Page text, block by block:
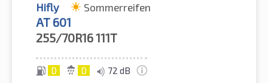
Hifly Sommerreifen
AT 601
255/70R16111T
D D 72 dB